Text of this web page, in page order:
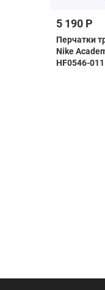
5 190 Р
Перчатки
Nike
HF0546-011